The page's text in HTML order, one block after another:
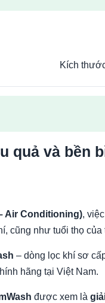
Kích
quả và bền
Air Conditioning),
cũng như tuổi thọ của
– dòng lọc khí sơ
hãng tại Việt Nam.
được xem là